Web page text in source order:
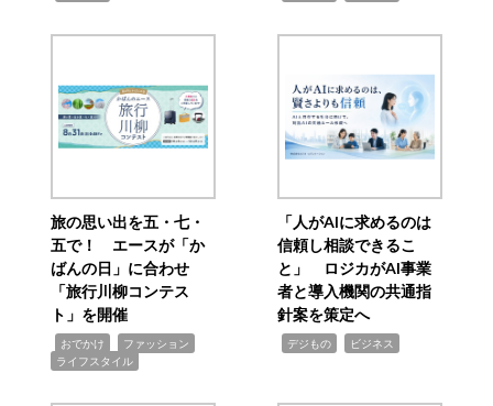
旅の思い出を五・七・
五で！ エースが「か
ばんの日」に合わせ
「旅行川柳コンテス
ト」を開催
おでかけ ファッション
ライフスタイル
「人がAIに求めるのは
信頼し相談できるこ
と」 ロジカがAI事業
者と導入機関の共通指
針案を策定へ
デジもの ビジネス